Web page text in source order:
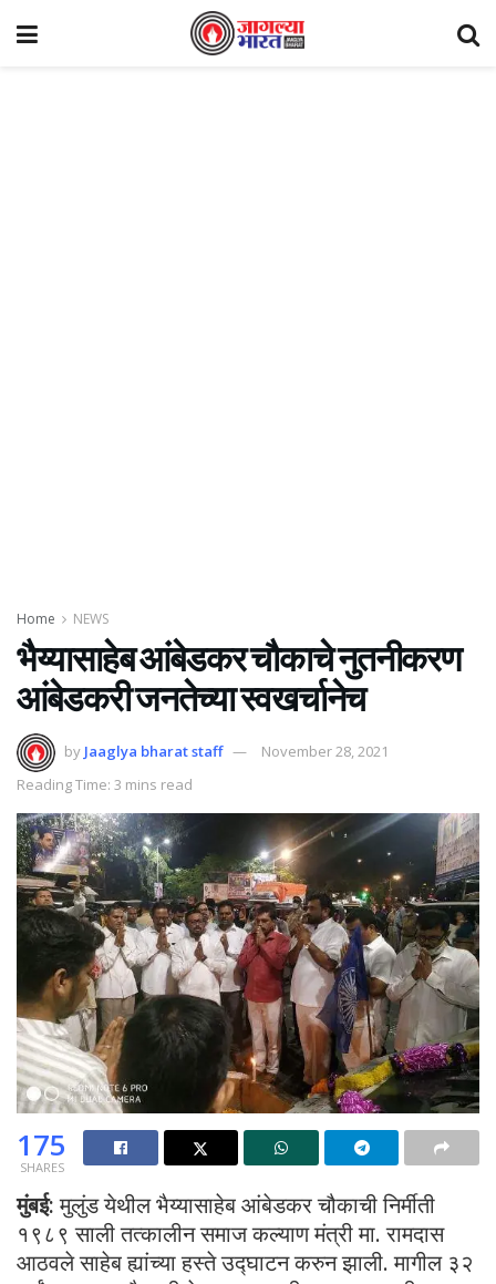
Home NEWS
भैय्यासाहेब आंबेडकर चौकाचे नुतनीकरण
आंबेडकरी जनतेच्या स्वखर्चानेच
by Jaaglya bharat staff
November 28, 2021
Reading Time: 3 mins read
175
SHARES
मुंबई:मुलुंड येथील भैय्यासाहेब आंबेडकर चौकाची निर्मीती
१९८९ साली तत्कालीन समाज कल्याण मंत्री मा. रामदास
आठवले साहेब ह्यांच्या हस्ते उद्घाटन करुन झाली. मागील ३२